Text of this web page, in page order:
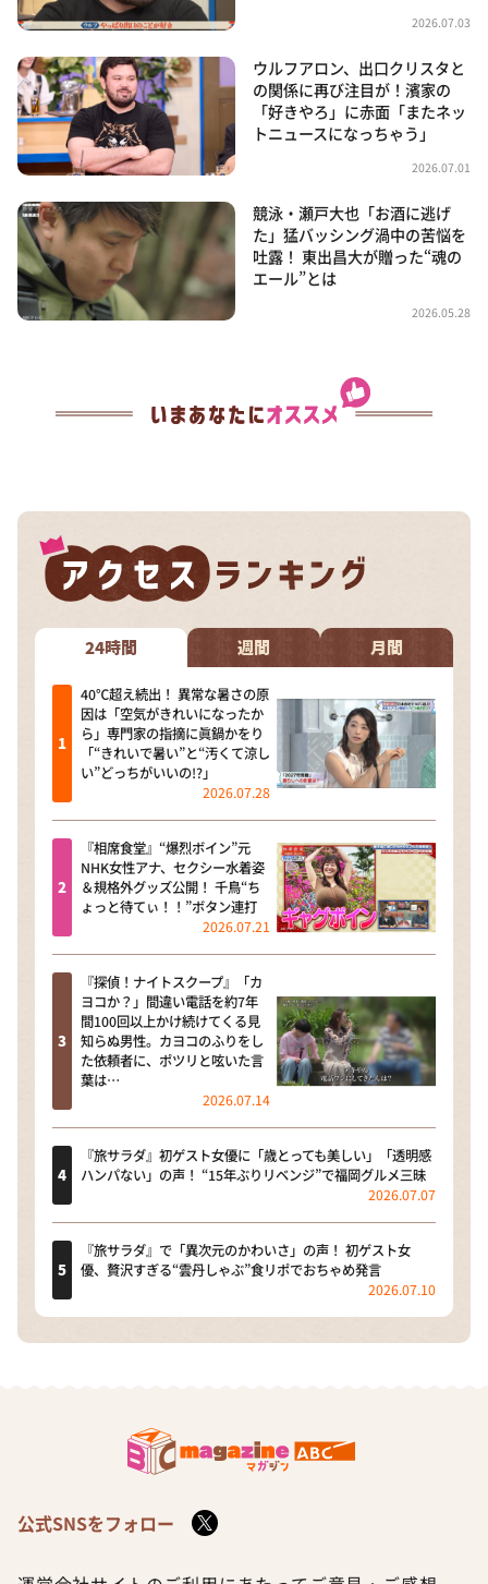
2026.07.03
ウルフアロン、出口クリスタと
の関係に再び注目が！濱家の
「好きやろ」に赤面「またネッ
トニュースになっちゃう」
2026.07.01
競泳・瀬戸大也「お酒に逃げ
た」猛バッシング渦中の苦悩を
吐露！ 東出昌大が贈った“魂の
エール”とは
2026.05.28
24時間 週間 月間
40℃超え続出！ 異常な暑さの原
因は「空気がきれいになったか
ら」専門家の指摘に眞鍋かをり
「“きれいで暑い”と“汚くて涼し
い”どっちがいいの!?」
2026.07.28
『相席食堂』“爆烈ボイン”元
NHK女性アナ、セクシー水着姿
＆規格外グッズ公開！ 千鳥“ち
ょっと待てぃ！！”ボタン連打
2026.07.21
『探偵！ナイトスクープ』「カ
ヨコか？」間違い電話を約7年
間100回以上かけ続けてくる見
知らぬ男性。カヨコのふりをし
た依頼者に、ポツリと呟いた言
葉は…
2026.07.14
『旅サラダ』初ゲスト女優に「歳とっても美しい」「透明感
ハンパない」の声！ “15年ぶりリベンジ”で福岡グルメ三昧
2026.07.07
『旅サラダ』で「異次元のかわいさ」の声！ 初ゲスト女
優、贅沢すぎる“雲丹しゃぶ”食リポでおちゃめ発言
2026.07.10
公式SNSをフォロー